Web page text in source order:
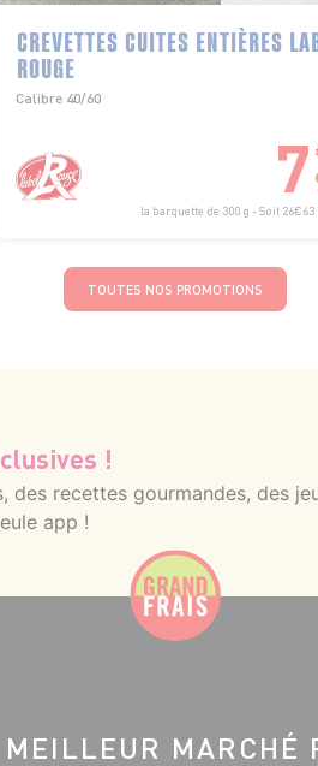
CREVETTES CUITES ENTIÈRES
ROUGE
Calibre 40/60
7
la barquette de 300 g - Soit 26€63
TOUTES NOS PROMOTIONS
!
des recettes gourmandes, des
app !
MARCHÉ